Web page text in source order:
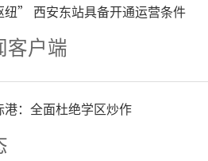
” 西安东站具备开通运营条件
客户端
港：全面杜绝学区炒作